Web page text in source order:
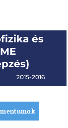
és
2015-2016